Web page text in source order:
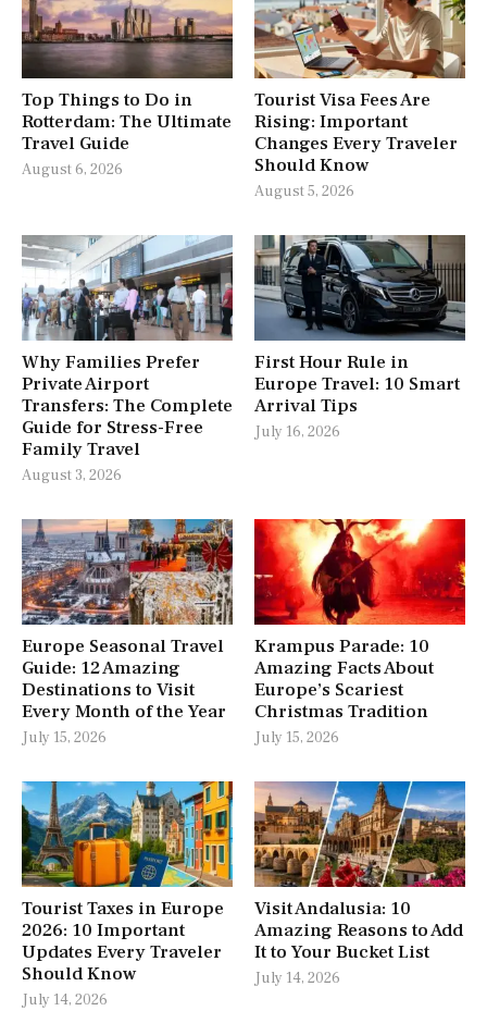
Top Things to Do in
Rotterdam: The Ultimate
Travel Guide
August 6, 2026
Tourist Visa Fees Are
Rising: Important
Changes Every Traveler
Should Know
August 5, 2026
Why Families Prefer
Private Airport
Transfers: The Complete
Guide for Stress-Free
Family Travel
August 3, 2026
First Hour Rule in
Europe Travel: 10 Smart
Arrival Tips
July 16, 2026
Europe Seasonal Travel
Guide: 12 Amazing
Destinations to Visit
Every Month of the Year
July 15, 2026
Krampus Parade: 10
Amazing Facts About
Europe’s Scariest
Christmas Tradition
July 15, 2026
Tourist Taxes in Europe
2026: 10 Important
Updates Every Traveler
Should Know
July 14, 2026
Visit Andalusia: 10
Amazing Reasons to Add
It to Your Bucket List
July 14, 2026